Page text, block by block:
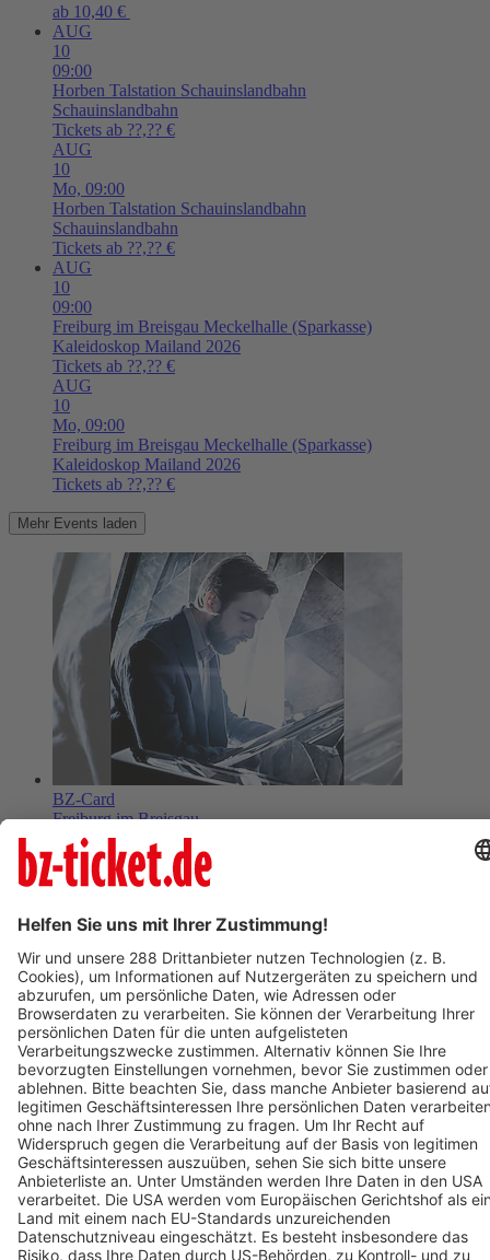
ab 10,40 €
AUG
10
09:00
Horben Talstation Schauinslandbahn
Schauinslandbahn
Tickets ab ??,?? €
AUG
10
Mo, 09:00
Horben Talstation Schauinslandbahn
Schauinslandbahn
Tickets ab ??,?? €
AUG
10
09:00
Freiburg im Breisgau Meckelhalle (Sparkasse)
Kaleidoskop Mailand 2026
Tickets ab ??,?? €
AUG
10
Mo, 09:00
Freiburg im Breisgau Meckelhalle (Sparkasse)
Kaleidoskop Mailand 2026
Tickets ab ??,?? €
Mehr Events laden
BZ-Card
Freiburg im Breisgau
Berliner Barock Solisten
18. Februar 2027
BZ-Card
Freiburg im Breisgau
Martha Argerich & Jura Margulis
18. Oktober 2026